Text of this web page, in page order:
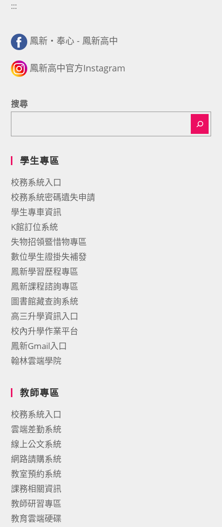
:::
鳳新・奉心 - 鳳新高中
鳳新高中官方Instagram
搜尋
學生專區
校務系統入口
校務系統密碼遺失申請
學生專車資訊
K館訂位系統
失物招領暨惜物專區
數位學生證掛失補發
鳳新學習歷程專區
鳳新課程諮詢專區
圖書館藏查詢系統
高三升學資訊入口
校內升學作業平台
鳳新Gmail入口
翰林雲端學院
教師專區
校務系統入口
雲端差勤系統
線上公文系統
網路請購系統
教室預約系統
課務相關資訊
教師研習專區
教育雲端硬碟